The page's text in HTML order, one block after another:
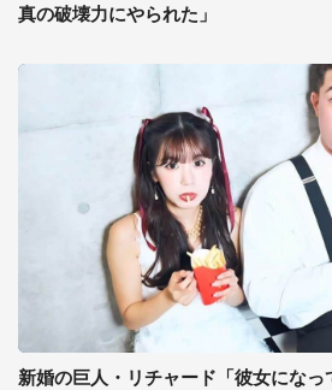
真の破壊力にやられた」
新婚の巨人・リチャード「彼女になっ